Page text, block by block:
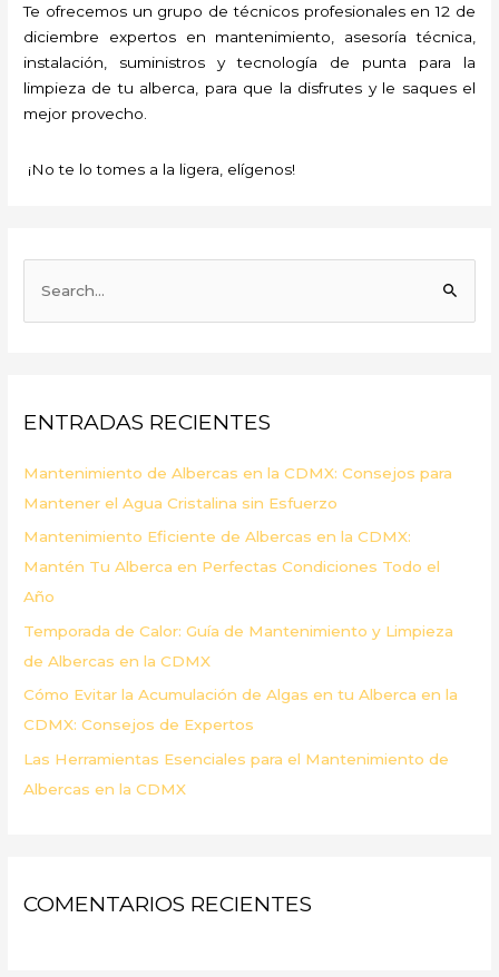
Te ofrecemos un grupo de técnicos profesionales en 12 de
diciembre expertos en mantenimiento, asesoría técnica,
instalación, suministros y tecnología de punta para la
limpieza de tu alberca, para que la disfrutes y le saques el
mejor provecho.
¡No te lo tomes a la ligera, elígenos!
r
o
r
:
ENTRADAS RECIENTES
Mantenimiento de Albercas en la CDMX: Consejos para
Mantener el Agua Cristalina sin Esfuerzo
Mantenimiento Eficiente de Albercas en la CDMX:
Mantén Tu Alberca en Perfectas Condiciones Todo el
Año
Temporada de Calor: Guía de Mantenimiento y Limpieza
de Albercas en la CDMX
Cómo Evitar la Acumulación de Algas en tu Alberca en la
CDMX: Consejos de Expertos
Las Herramientas Esenciales para el Mantenimiento de
Albercas en la CDMX
COMENTARIOS RECIENTES